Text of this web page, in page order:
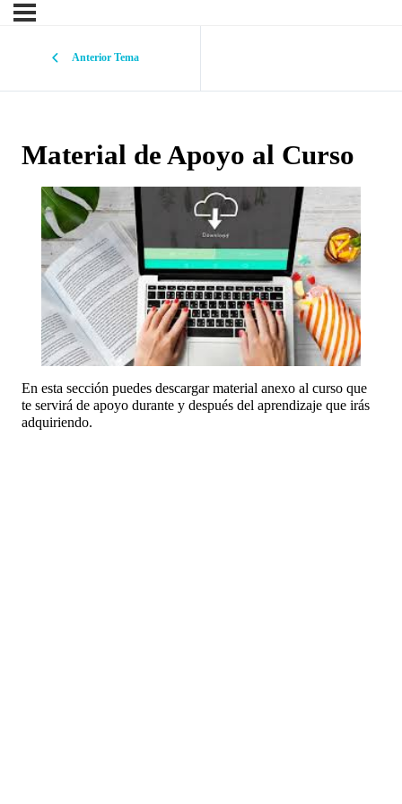
Anterior Tema
Material de Apoyo al Curso
En esta sección puedes descargar material anexo al curso que
te servirá de apoyo durante y después del aprendizaje que irás
adquiriendo.